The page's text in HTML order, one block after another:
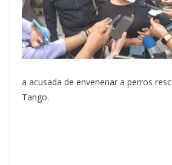
a acusada de envenenar a perros
Tango.